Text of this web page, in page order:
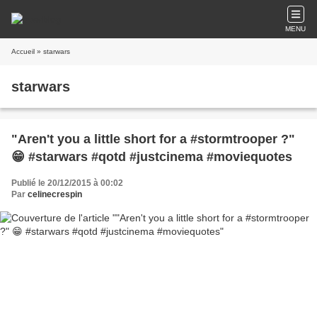
MENU
Accueil » starwars
starwars
"Aren't you a little short for a #stormtrooper ?"
😁 #starwars #qotd #justcinema #moviequotes
Publié le 20/12/2015 à 00:02
Par celinecrespin